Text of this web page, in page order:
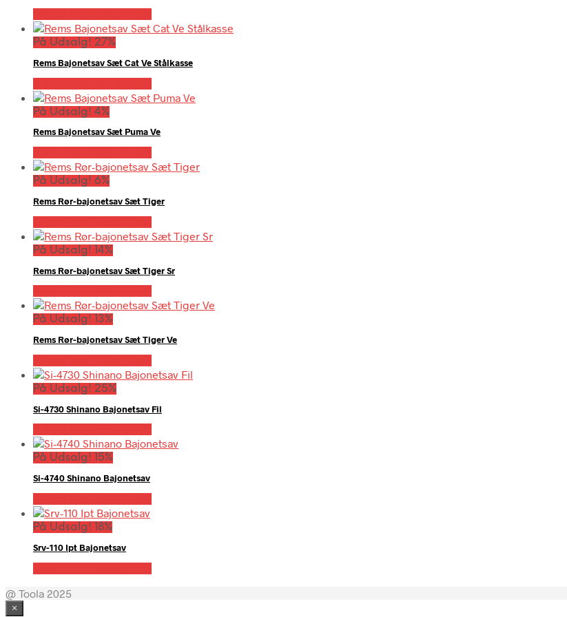
På Udsalg! 27%
Rems Bajonetsav Sæt Cat Ve Stålkasse
På Udsalg! 4%
Rems Bajonetsav Sæt Puma Ve
På Udsalg! 6%
Rems Rør-bajonetsav Sæt Tiger
På Udsalg! 14%
Rems Rør-bajonetsav Sæt Tiger Sr
På Udsalg! 13%
Rems Rør-bajonetsav Sæt Tiger Ve
På Udsalg! 25%
Si-4730 Shinano Bajonetsav Fil
På Udsalg! 15%
Si-4740 Shinano Bajonetsav
På Udsalg! 18%
Srv-110 Ipt Bajonetsav
@ Toola 2025
×